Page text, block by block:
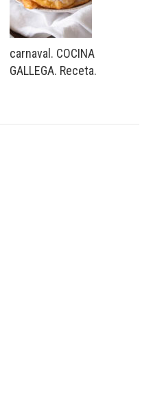
carnaval. COCINA
GALLEGA. Receta.